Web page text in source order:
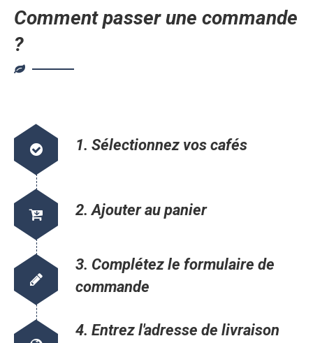
Comment passer une commande
?
1. Sélectionnez vos cafés
2. Ajouter au panier
3. Complétez le formulaire de
commande
4. Entrez l'adresse de livraison